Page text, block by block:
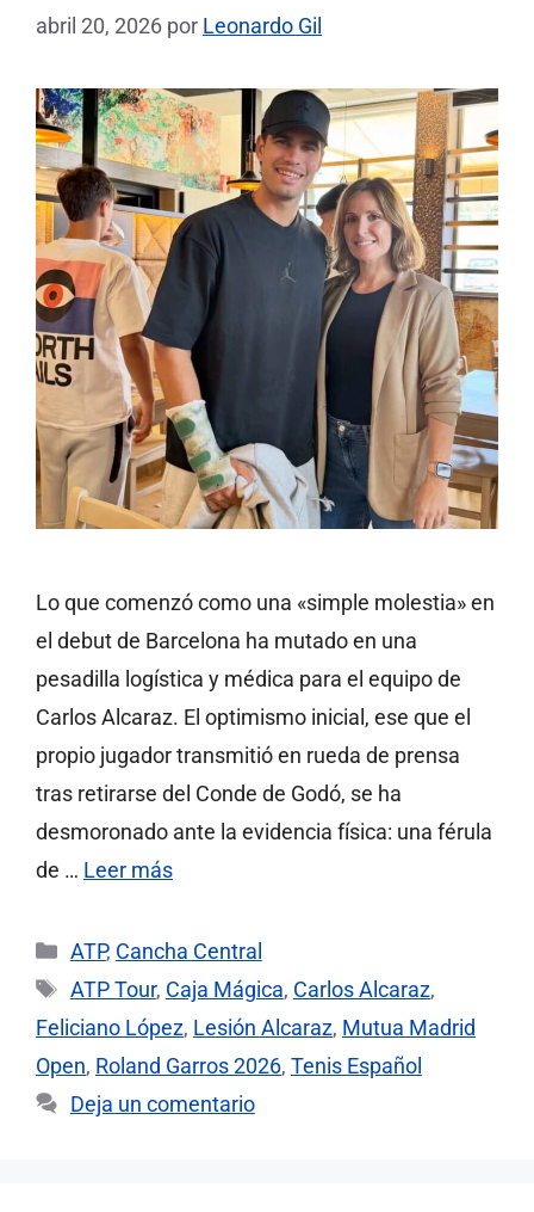
abril 20, 2026 por Leonardo Gil
Lo que comenzó como una «simple molestia» en
el debut de Barcelona ha mutado en una
pesadilla logística y médica para el equipo de
Carlos Alcaraz. El optimismo inicial, ese que el
propio jugador transmitió en rueda de prensa
tras retirarse del Conde de Godó, se ha
desmoronado ante la evidencia física: una férula
de … Leer más
Categorías
ATP, Cancha Central
Etiquetas
ATP Tour, Caja Mágica, Carlos Alcaraz,
Feliciano López, Lesión Alcaraz, Mutua Madrid
Open, Roland Garros 2026, Tenis Español
Deja un comentario